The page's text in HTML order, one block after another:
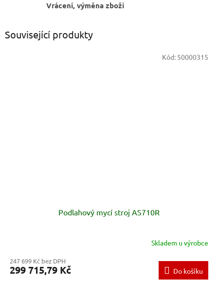
Vrácení, výměna zboží
Související produkty
Podlahový mycí stroj AS710R
Skladem u výrobce
247 699 Kč bez DPH
299 715,79 Kč Do košíku
Kód: 50000315